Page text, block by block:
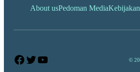
About usPedoman Media
Facebook
Twitter
YouTube ©